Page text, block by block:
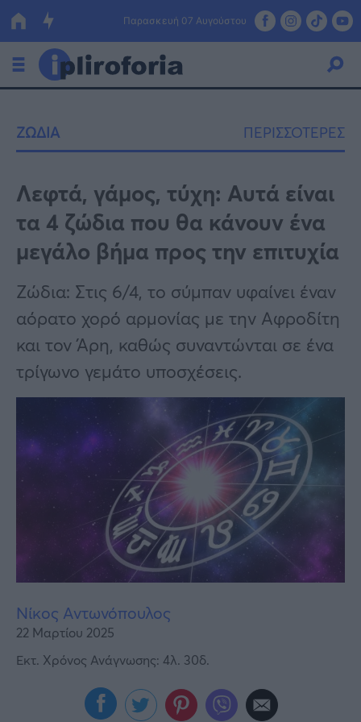
Παρασκευή 07 Αυγούστου
Οικονομία
Πολιτική
Τράπεζες
Επιδοτήσεις
ΕΣΠΑ
Κόσμος
Lifestyle
Αθλητικά
Υγεία
Γυναίκα
Καιρός
ΖΩΔΙΑ ΠΕΡΙΣΣΟΤΕΡΕΣ
Λεφτά, γάμος, τύχη: Αυτά είναι
τα 4 ζώδια που θα κάνουν ένα
μεγάλο βήμα προς την επιτυχία
Ζώδια: Στις 6/4, το σύμπαν υφαίνει έναν
αόρατο χορό αρμονίας με την Αφροδίτη
και τον Άρη, καθώς συναντώνται σε ένα
τρίγωνο γεμάτο υποσχέσεις.
Νίκος Αντωνόπουλος
22 Μαρτίου 2025
Εκτ. Χρόνος Ανάγνωσης: 4λ. 30δ.